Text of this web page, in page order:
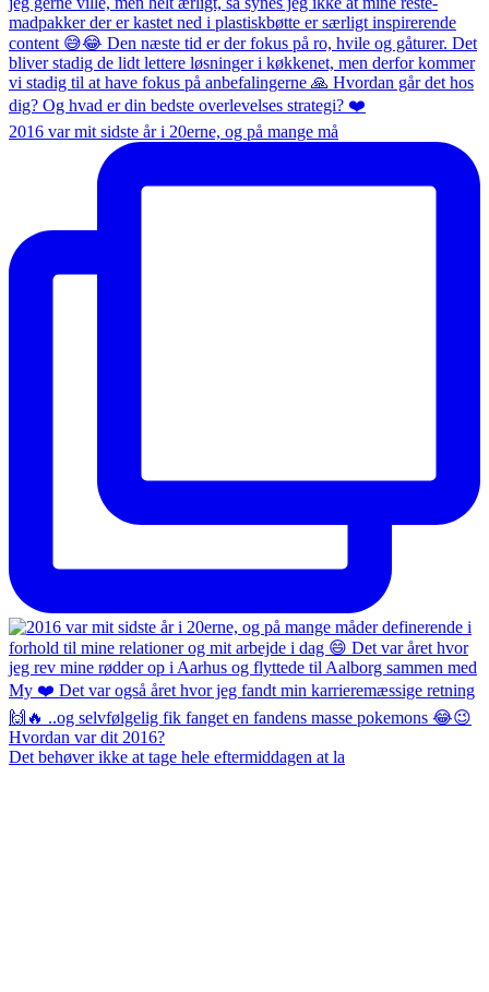
2016 var mit sidste år i 20erne, og på mange må
Det behøver ikke at tage hele eftermiddagen at la